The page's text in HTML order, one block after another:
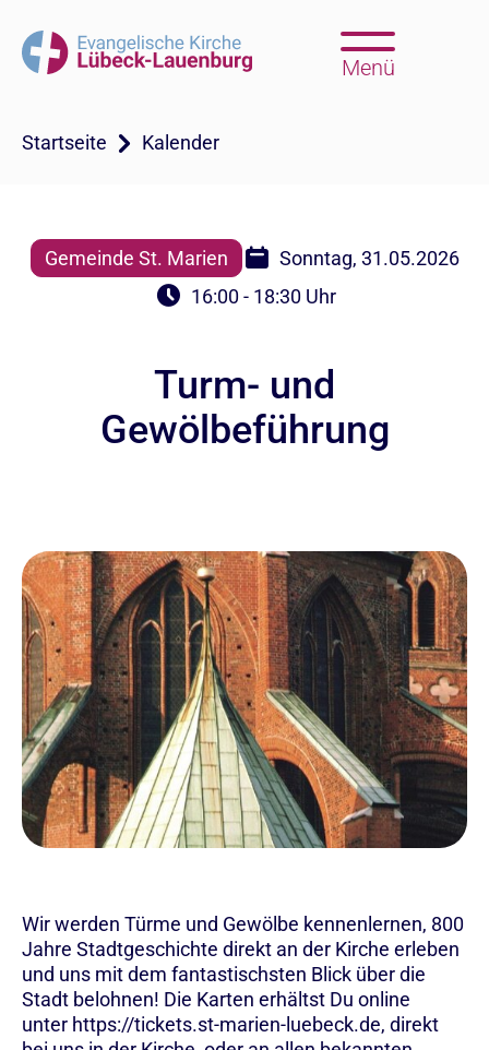
Menü
Startseite Kalender
Gemeinde St. Marien
Sonntag, 31.05.2026
16:00 - 18:30 Uhr
Turm- und
Gewölbeführung
Wir werden Türme und Gewölbe kennenlernen, 800
Jahre Stadtgeschichte direkt an der Kirche erleben
und uns mit dem fantastischsten Blick über die
Stadt belohnen! Die Karten erhältst Du online
unter https://tickets.st-marien-luebeck.de, direkt